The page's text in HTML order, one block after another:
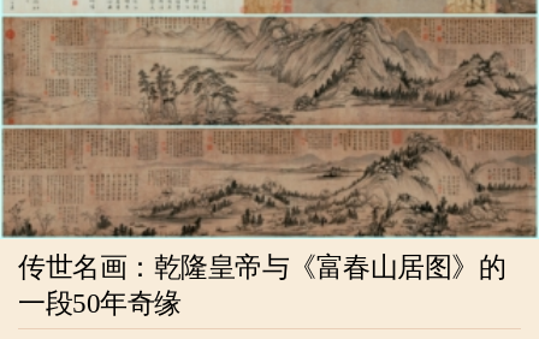
传世名画：乾隆皇帝与《富春山居图》的
一段50年奇缘